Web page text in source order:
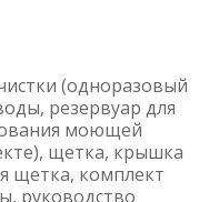
(одноразовый
резервуар для
моющей
щетка, крышка
щетка, комплект
руководство